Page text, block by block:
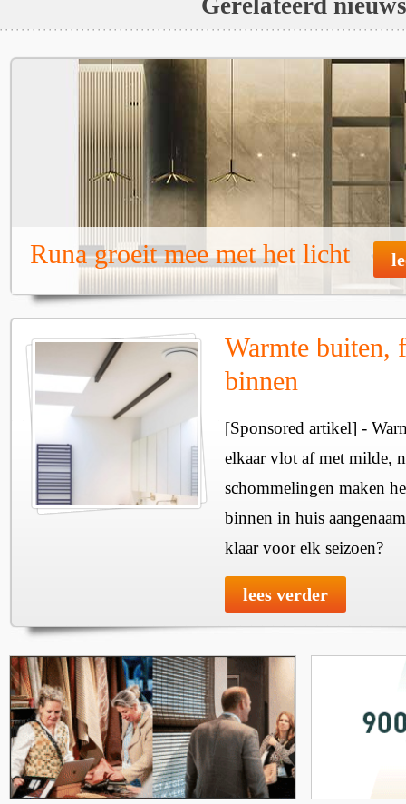
Runa groeit mee met het licht
Warmte buiten,
binnen
[Sponsored artikel] -
elkaar vlot af met milde,
schommelingen maken
binnen in huis
klaar voor elk seizoen?
lees verder